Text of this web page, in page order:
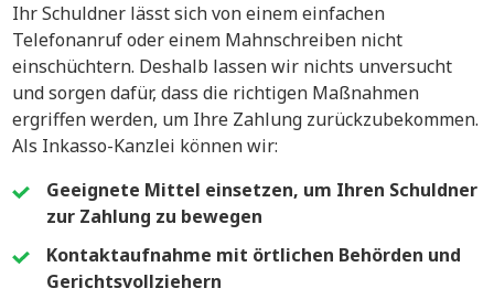
Ihr Schuldner lässt sich von einem einfachen
Telefonanruf oder einem Mahnschreiben nicht
einschüchtern. Deshalb lassen wir nichts unversucht
und sorgen dafür, dass die richtigen Maßnahmen
ergriffen werden, um Ihre Zahlung zurückzubekommen.
Als Inkasso-Kanzlei können wir:
Geeignete Mittel einsetzen, um Ihren Schuldner
zur Zahlung zu bewegen
Kontaktaufnahme mit örtlichen Behörden und
Gerichtsvollziehern